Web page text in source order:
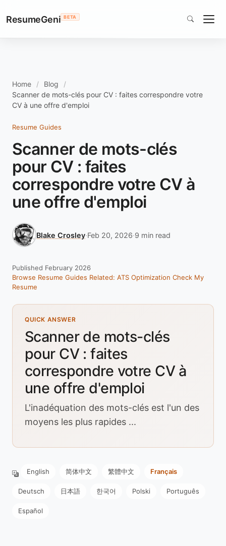
ResumeGeni BETA
Home
Blog
Scanner de mots-clés pour CV : faites correspondre votre
CV à une offre d'emploi
Resume Guides
Scanner de mots-clés
pour CV : faites
correspondre votre CV à
une offre d'emploi
Blake Crosley·Feb 20, 2026·9 min read
Published February 2026
Browse Resume Guides Related: ATS Optimization Check My
Resume
QUICK ANSWER
Scanner de mots-clés
pour CV : faites
correspondre votre CV à
une offre d'emploi
L'inadéquation des mots-clés est l'un des
moyens les plus rapides ...
English 简体中文 繁體中文 Français
Deutsch 日本語 한국어 Polski Português
Español